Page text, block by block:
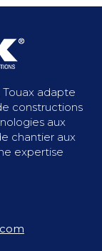
adapte
constructions
aux
chantier aux
expertise